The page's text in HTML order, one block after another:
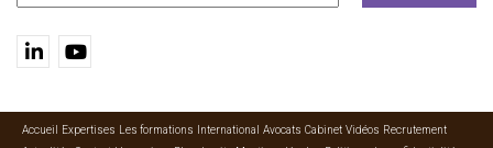
Accueil Expertises Les formations International Avocats Cabinet Vidéos Recrutement